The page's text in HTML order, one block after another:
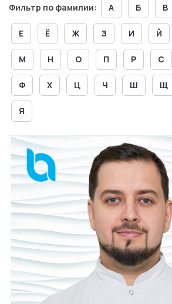
Фильтр по фамилии: А Б В
Е Ё Ж З И Й
М Н О П Р С
Ф Х Ц Ч Ш Щ
Я